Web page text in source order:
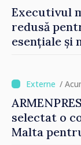
Executivul
redusă
esențiale și
bază al
/
selectat o
Malta